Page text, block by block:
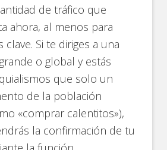
de tráfico que
ahora, al menos para
clave. Si te diriges a una
o global y estás
que solo un
de la población
«comprar calentitos»),
la confirmación de tu